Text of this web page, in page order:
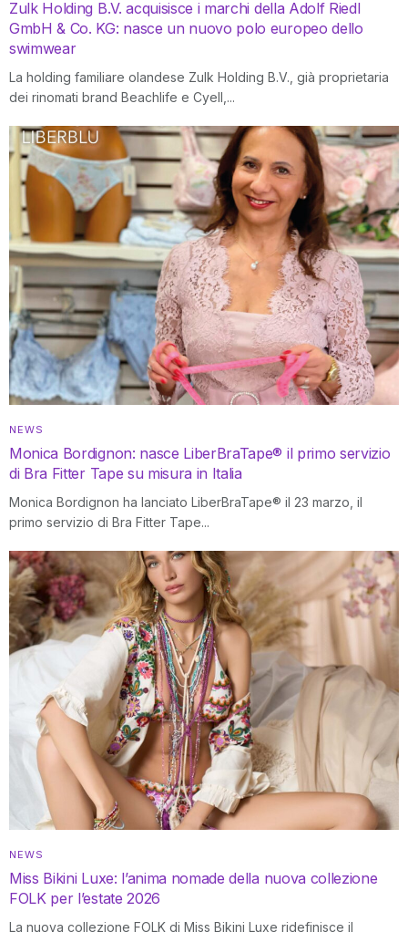
Zulk Holding B.V. acquisisce i marchi della Adolf Riedl
GmbH & Co. KG: nasce un nuovo polo europeo dello
swimwear
La holding familiare olandese Zulk Holding B.V., già proprietaria
dei rinomati brand Beachlife e Cyell,...
NEWS
Monica Bordignon: nasce LiberBraTape® il primo servizio
di Bra Fitter Tape su misura in Italia
Monica Bordignon ha lanciato LiberBraTape® il 23 marzo, il
primo servizio di Bra Fitter Tape...
NEWS
Miss Bikini Luxe: l’anima nomade della nuova collezione
FOLK per l’estate 2026
La nuova collezione FOLK di Miss Bikini Luxe ridefinisce il